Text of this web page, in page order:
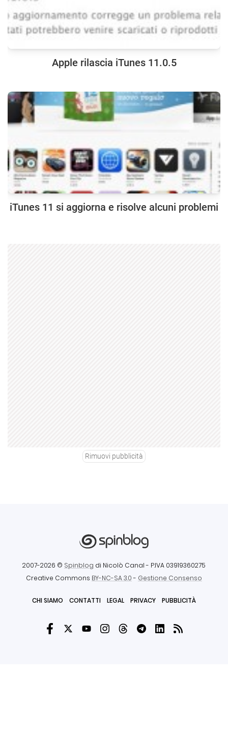
Apple rilascia iTunes 11.0.5
iTunes 11 si aggiorna e risolve alcuni problemi
Rimuovi pubblicità
2007-2026 © Spinblog di Nicolò Canal - P.IVA 03919360275
Creative Commons BY-NC-SA 3.0- Gestione Consenso
CHI SIAMO CONTATTI LEGAL PRIVACY PUBBLICITÀ